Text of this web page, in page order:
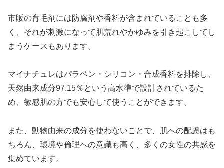
市販の育毛剤には防腐剤や香料が含まれていることも多
く、それが刺激になって肌荒れやかゆみを引き起こしてし
まうケースもあります。
マイナチュレはパラベン・シリコン・合成香料を排除し、
天然由来成分97.15％という高水準で設計されているた
め、敏感肌の方でも安心して使うことができます。
また、動物由来の成分を使わないことで、肌への配慮はも
ちろん、環境や倫理への意識も高く、多くの女性の共感を
集めています。